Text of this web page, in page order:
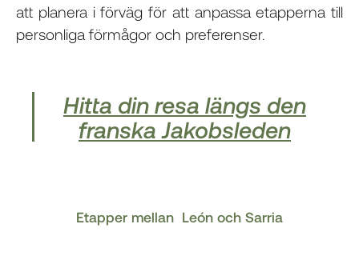
att planera i förväg för att anpassa etapperna till
personliga förmågor och preferenser.
Hitta din resa längs den
franska Jakobsleden
Etapper mellan León och Sarria